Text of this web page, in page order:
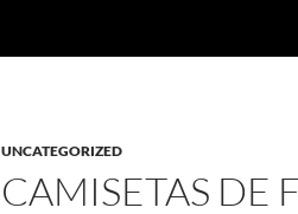
UNCATEGORIZED
CAMISETAS DE